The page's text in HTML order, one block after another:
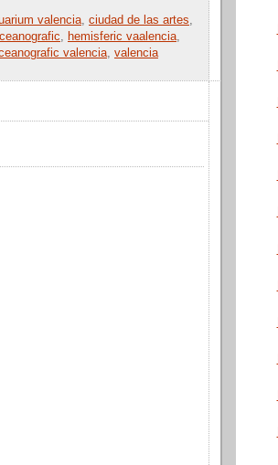
valencia, ciudad de las artes,
, hemisferic vaalencia,
valencia, valencia